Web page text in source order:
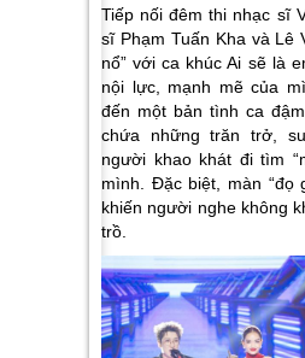
Tiếp nối đêm thi nhạc sĩ
sĩ Phạm Tuấn Kha và Lê
nổ” với ca khúcAi sẽ là
nội lực, mạnh mẽ của
đến một bản tình ca
chứa những trăn trở,
người khao khát đi tìm
mình. Đặc biệt, màn “đọ
khiến người nghe không
trồ.